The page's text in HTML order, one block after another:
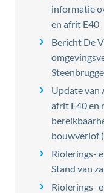
informatie
en afrit E40
Bericht De
Update van
afrit E40 en
bouwverlof
Riolerings-
Stand van
Riolerings-